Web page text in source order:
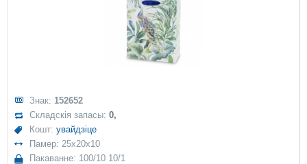
Знак: 152652
Складскія запасы:0,
Кошт:увайдзіце
Памер: 25x20x10
Пакаванне: 100/10 10/1